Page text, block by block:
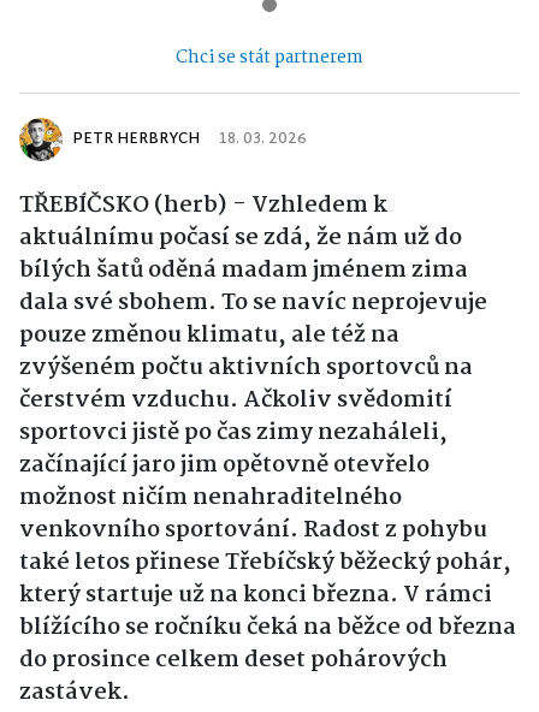
Chci se stát partnerem
PETR HERBRYCH 18. 03. 2026
TŘEBÍČSKO (herb) - Vzhledem k
aktuálnímu počasí se zdá, že nám už do
bílých šatů oděná madam jménem zima
dala své sbohem. To se navíc neprojevuje
pouze změnou klimatu, ale též na
zvýšeném počtu aktivních sportovců na
čerstvém vzduchu. Ačkoliv svědomití
sportovci jistě po čas zimy nezaháleli,
začínající jaro jim opětovně otevřelo
možnost ničím nenahraditelného
venkovního sportování. Radost z pohybu
také letos přinese Třebíčský běžecký pohár,
který startuje už na konci března. V rámci
blížícího se ročníku čeká na běžce od března
do prosince celkem deset pohárových
zastávek.